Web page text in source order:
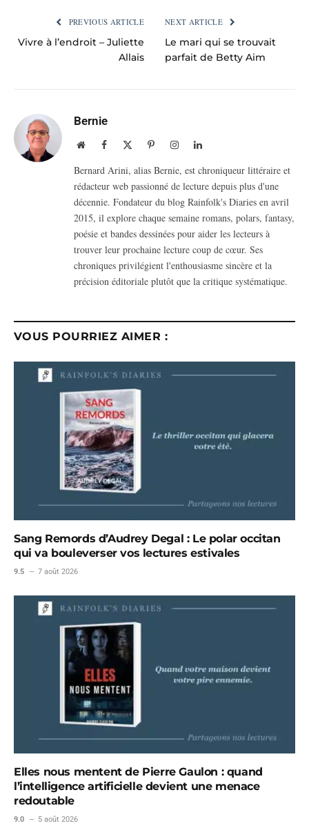
PREVIOUS ARTICLE
Vivre à l’endroit – Juliette
Allais
NEXT ARTICLE
Le mari qui se trouvait
parfait de Betty Aim
Bernie
WebsiteFacebook PinterestInstagramLinkedIn
Bernard Arini, alias Bernie, est chroniqueur littéraire et
rédacteur web passionné de lecture depuis plus d'une
décennie. Fondateur du blog Rainfolk's Diaries en avril
2015, il explore chaque semaine romans, polars, fantasy,
poésie et bandes dessinées pour aider les lecteurs à
trouver leur prochaine lecture coup de cœur. Ses
chroniques privilégient l'enthousiasme sincère et la
précision éditoriale plutôt que la critique systématique.
VOUS POURRIEZ AIMER :
Sang Remords d’Audrey Degal : Le polar occitan
qui va bouleverser vos lectures estivales
9.5 7 août 2026
Elles nous mentent de Pierre Gaulon : quand
l’intelligence artificielle devient une menace
redoutable
9.0 5 août 2026